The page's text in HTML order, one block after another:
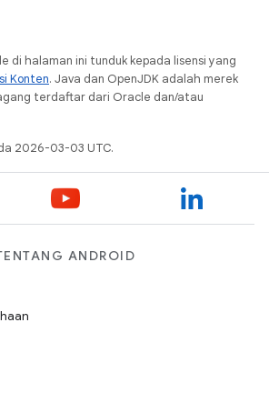
di halaman ini tunduk kepada lisensi yang
Konten. Java dan OpenJDK adalah merek
terdaftar dari Oracle dan/atau
2026-03-03 UTC.
ANDROID